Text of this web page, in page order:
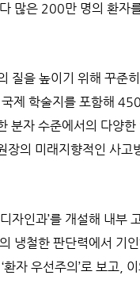
많은 200만 명의 환자
질을 높이기 위해 꾸준
제 학술지를 포함해
분자 수준에서의 다양
장의 미래지향적인 사
자인과’를 개설해 내부
냉철한 판단력에서 기
환자 우선주의’로 보고,